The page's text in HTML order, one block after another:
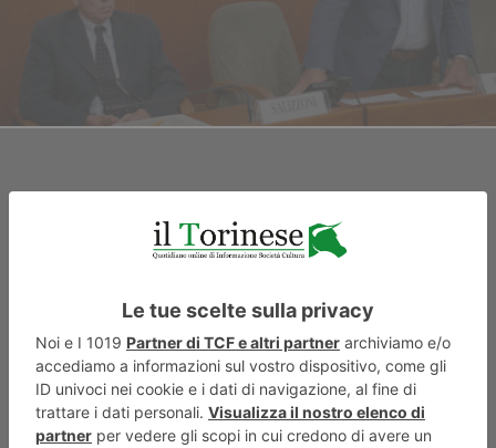
Trent’anni dopo l’abbattimento
del muro della vergogna